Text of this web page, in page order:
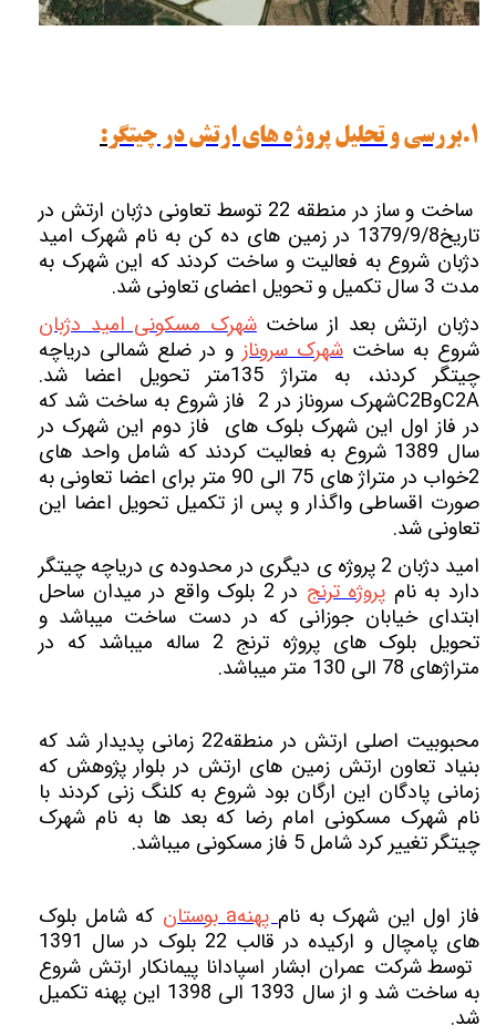
1. بررسی و تحلیل پروژه های ارتش در چیتگر :
ساخت و ساز در منطقه 22 توسط تعاونی دژبان ارتش در
تاریخ1379/9/8 در زمین های ده کن به نام شهرک امید
دژبان شروع به فعالیت و ساخت کردند که این شهرک به
مدت 3 سال تکمیل و تحویل اعضای تعاونی شد.
دژبان ارتش بعد از ساختشهرک مسکونی امید دژبان
شروع به ساخت شهرک سروناز و در ضلع شمالی دریاچه
چیتگر کردند، به متراژ 135متر تحویل اعضا شد.
C2BوC2A
شهرک سروناز در 2 فاز شروع به ساخت شد که
در فاز اول این شهرک بلوک های فاز دوم این شهرک در
سال 1389 شروع به فعالیت کردند که شامل واحد های
2خواب در متراژ های 75 الی 90 متر برای اعضا تعاونی به
صورت اقساطی واگذار و پس از تکمیل تحویل اعضا این
تعاونی شد.
امید دژبان 2 پروژه ی دیگری در محدوده ی دریاچه چیتگر
دارد به نام پروژه ترنج
در 2 بلوک واقع در میدان ساحل
ابتدای خیابان جوزانی که در دست ساخت میباشد و
تحویل بلوک های پروژه ترنج 2 ساله میباشد که در
متراژهای 78 الی 130 متر میباشد.
محبوبیت اصلی ارتش در منطقه22 زمانی پدیدار شد که
بنیاد تعاون ارتش زمین های ارتش در بلوار پژوهش که
زمانی پادگان این ارگان بود شروع به کلنگ زنی کردند با
نام شهرک مسکونی امام رضا که بعد ها به نام شهرک
چیتگر تغییر کرد شامل 5 فاز مسکونی میباشد.
فاز اول این شهرک به نامپهنهa بوستان
که شامل بلوک
های پامچال و ارکیده در قالب 22 بلوک در سال 1391
توسط شرکت عمران ابشار اسپادانا پیمانکار ارتش شروع
به ساخت شد و از سال 1393 الی 1398 این پهنه تکمیل
شد.